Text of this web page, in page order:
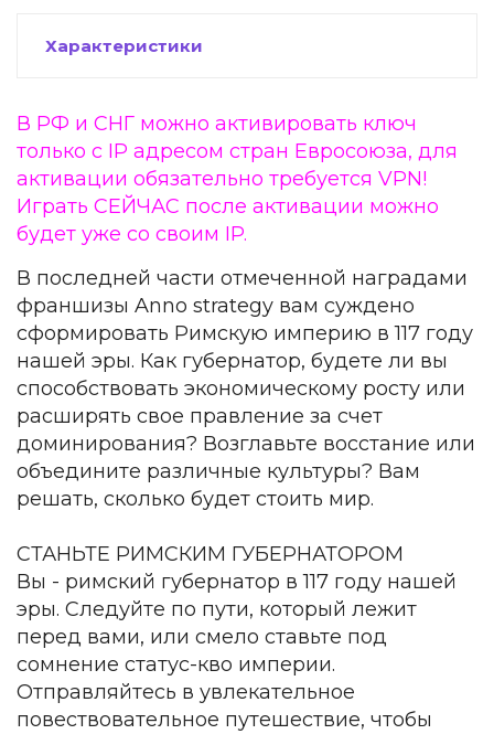
Характеристики
В РФ и СНГ можно активировать ключ
только с IP адресом стран Евросоюза, для
активации обязательно требуется VPN!
Играть СЕЙЧАС после активации можно
будет уже со своим IP.
В последней части отмеченной наградами
франшизы Anno strategy вам суждено
сформировать Римскую империю в 117 году
нашей эры. Как губернатор, будете ли вы
способствовать экономическому росту или
расширять свое правление за счет
доминирования? Возглавьте восстание или
объедините различные культуры? Вам
решать, сколько будет стоить мир.
СТАНЬТЕ РИМСКИМ ГУБЕРНАТОРОМ
Вы - римский губернатор в 117 году нашей
эры. Следуйте по пути, который лежит
перед вами, или смело ставьте под
сомнение статус-кво империи.
Отправляйтесь в увлекательное
повествовательное путешествие, чтобы